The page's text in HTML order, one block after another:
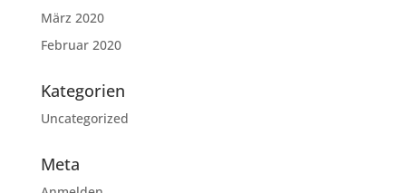
März 2020
Februar 2020
Kategorien
Uncategorized
Meta